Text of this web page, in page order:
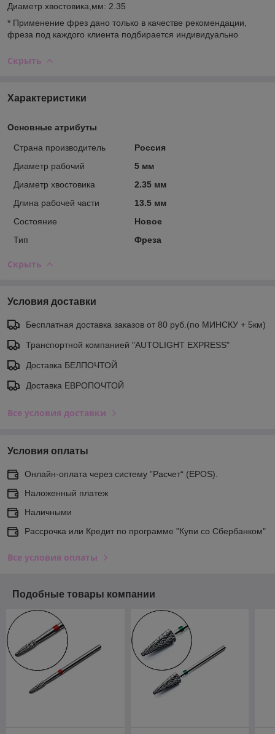
Диаметр хвостовика,мм: 2.35
* Применение фрез дано только в качестве рекомендации,
фреза под каждого клиента подбирается индивидуально
Скрыть
Характеристики
Основные атрибуты
Страна производитель
Россия
Диаметр рабочий
5 мм
Диаметр хвостовика
2.35 мм
Длина рабочей части
13.5 мм
Состояние
Новое
Тип
Фреза
Скрыть
Условия доставки
Бесплатная доставка заказов от 80 руб.(по МИНСКУ + 5км)
Транспортной компанией "AUTOLIGHT EXPRESS"
Доставка БЕЛПОЧТОЙ
Доставка ЕВРОПОЧТОЙ
Все условия доставки
Условия оплаты
Онлайн-оплата через систему ”Расчет“ (EPOS).
Наложенный платеж
Наличными
Рассрочка или Кредит по программе "Купи со Сбербанком"
Все условия оплаты
Подобные товары компании